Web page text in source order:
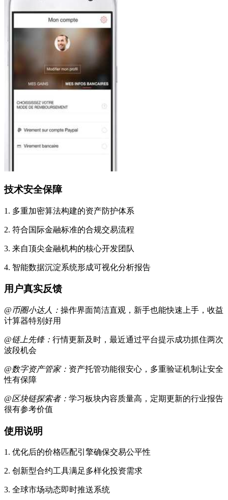
技术安全保障
1. 多重加密算法构建的资产防护体系
2. 符合国际金融标准的合规交易流程
3. 来自顶尖金融机构的核心开发团队
4. 智能数据沉淀系统形成可视化分析报告
用户真实反馈
@币圈小达人： 操作界面简洁直观，新手也能快速上手，收益
计算器特别好用
@链上先锋： 行情更新及时，最近通过平台提示成功抓住两次
波段机会
@数字资产管家： 资产托管功能很安心，多重验证机制让安全
性有保障
@区块链探索者： 学习板块内容质量高，定期更新的行业报告
很有参考价值
使用说明
1. 优化后的价格匹配引擎确保交易公平性
2. 创新型合约工具满足多样化投资需求
3. 全球市场动态即时推送系统